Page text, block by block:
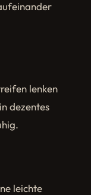
lenken
dezentes
leichte